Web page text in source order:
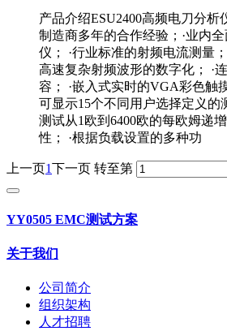
产品介绍ESU2400高频电刀分析
制造商多年的合作经验；·业内
仪； ·行业标准的射频电流测量
高速复杂射频波形的数字化； ·
容； ·嵌入式实时的VGA彩色触
可显示15个不同用户选择定义的
测试从1欧到6400欧的每欧姆递
性； ·根据负载设置的多种功
上一页1下一页 转至第
YY0505 EMC测试方案
关于我们
公司简介
组织架构
人才招聘